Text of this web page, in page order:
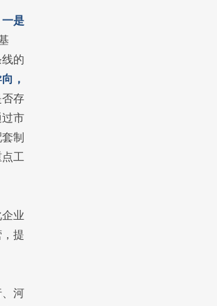
一是
的
，
存
市
制
工
业
提
河